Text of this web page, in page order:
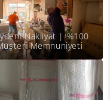
Nakliyat | %100
Memnuniyeti